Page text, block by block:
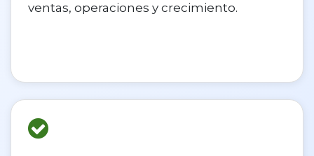
ventas, operaciones y crecimiento.